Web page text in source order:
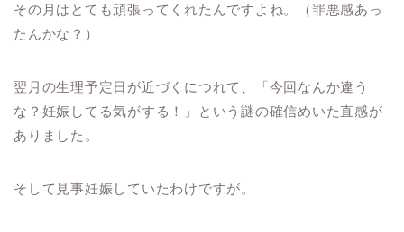
その月はとても頑張ってくれたんですよね。（罪悪感あっ
たんかな？）
翌月の生理予定日が近づくにつれて、「今回なんか違う
な？妊娠してる気がする！」という謎の確信めいた直感が
ありました。
そして見事妊娠していたわけですが。